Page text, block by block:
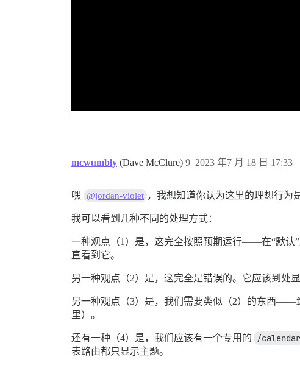
mcwumbly (Dave McClure) 2023 年7 月 18 日 17:33
9
嘿 @jordan-violet ，我想知道你认为这里的理想行为
我可以看到几种不同的处理方式：
一种观点（1）是，这完全按照预期运行——在“默认
直看到它。
另一种观点（2）是，这完全是错误的。它应该到处
另一种观点（3）是，我们需要类似（2）的东西
里）。
还有一种（4）是，我们应该有一个专用的 /calendar
表路由都只显示主题。